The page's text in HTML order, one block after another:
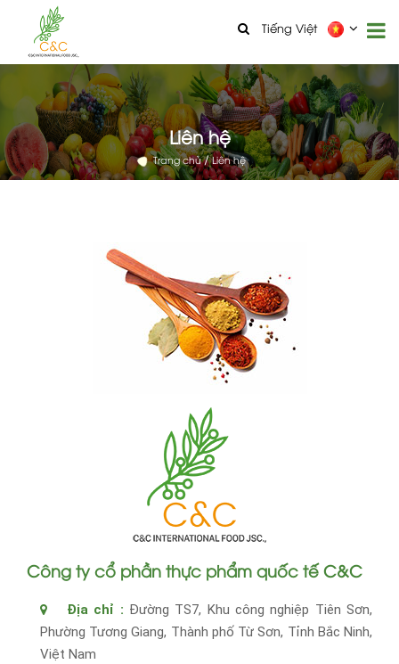
Tiếng Việt
Liên hệ
Trang chủ Liên hệ
Công ty cổ phần thực phẩm quốc tế C&C
Địa chỉ : Đường TS7, Khu công nghiệp Tiên Sơn,
Phường Tương Giang, Thành phố Từ Sơn, Tỉnh Bắc Ninh,
Việt Nam